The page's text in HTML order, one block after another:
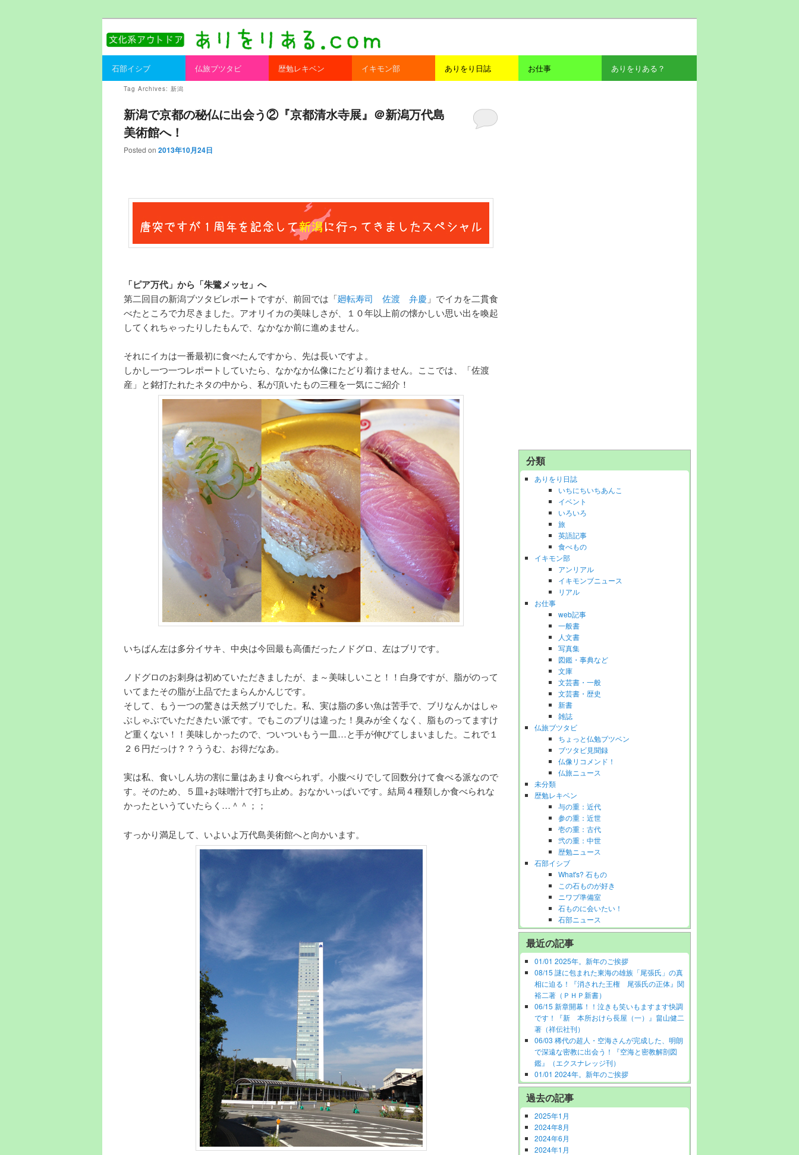
ありをりある.com
書を持ってそとへ出よう。
Main menu
Skip to primary content
Skip to secondary content
石部イシブ 仏旅ブツタビ 歴勉レキベン イキモン部 ありをり日誌 お仕事 ありをりある？
Tag Archives: 新潟
新潟で京都の秘仏に出会う②『京都清水寺展』＠新潟万代島
美術館へ！
Posted on 2013年10月24日
「ピア万代」から「朱鷺メッセ」へ
第二回目の新潟ブツタビレポートですが、前回では「廻転寿司 佐渡 弁慶 」でイカを二貫食
べたところで力尽きました。アオリイカの美味しさが、１０年以上前の懐かしい思い出を喚起
してくれちゃったりしたもんで、なかなか前に進めません。
それにイカは一番最初に食べたんですから、先は長いですよ。
しかし一つ一つレポートしていたら、なかなか仏像にたどり着けません。ここでは、「佐渡
産」と銘打たれたネタの中から、私が頂いたもの三種を一気にご紹介！
いちばん左は多分イサキ、中央は今回最も高価だったノドグロ、左はブリです。
ノドグロのお刺身は初めていただきましたが、ま～美味しいこと！！白身ですが、脂がのって
いてまたその脂が上品でたまらんかんじです。
そして、もう一つの驚きは天然ブリでした。私、実は脂の多い魚は苦手で、ブリなんかはしゃ
ぶしゃぶでいただきたい派です。でもこのブリは違った！臭みが全くなく、脂ものってますけ
ど重くない！！美味しかったので、ついついもう一皿…と手が伸びてしまいました。これで１
２６円だっけ？？ううむ、お得だなあ。
実は私、食いしん坊の割に量はあまり食べられず。小腹べりでして回数分けて食べる派なので
す。そのため、５皿+お味噌汁で打ち止め。おなかいっぱいです。結局４種類しか食べられな
かったというていたらく…＾＾；；
すっかり満足して、いよいよ万代島美術館へと向かいます。
分類
ありをり日誌
いちにちいちあんこ
イベント
いろいろ
旅
英語記事
食べもの
イキモン部
アンリアル
イキモンブニュース
リアル
お仕事
web記事
一般書
人文書
写真集
図鑑・事典など
文庫
文芸書・一般
文芸書・歴史
新書
雑誌
仏旅ブツタビ
ちょっと仏勉ブツベン
ブツタビ見聞録
仏像リコメンド！
仏旅ニュース
未分類
歴勉レキベン
与の重：近代
参の重：近世
壱の重：古代
弐の重：中世
歴勉ニュース
石部イシブ
What's? 石もの
この石ものが好き
ニワブ準備室
石ものに会いたい！
石部ニュース
最近の記事
01/01 2025年。新年のご挨拶
08/15 謎に包まれた東海の雄族「尾張氏」の真
相に迫る！『消された王権 尾張氏の正体』関
裕二著（ＰＨＰ新書）
06/15 新章開幕！！泣きも笑いもますます快調
です！『新 本所おけら長屋（一）』畠山健二
著（祥伝社刊）
06/03 稀代の超人・空海さんが完成した、明朗
で深遠な密教に出会う！『空海と密教解剖図
鑑』（エクスナレッジ刊）
01/01 2024年。新年のご挨拶
過去の記事
2025年1月
2024年8月
2024年6月
2024年1月